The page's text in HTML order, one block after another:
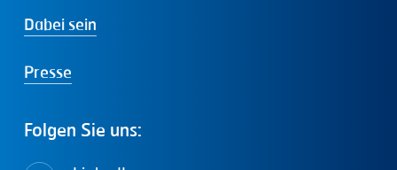
Dabei sein
Presse
Folgen Sie uns: